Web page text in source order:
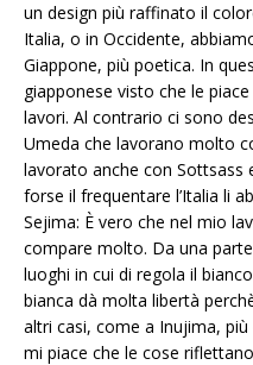
un design più raffinato il
Italia, o in Occidente,
Giappone, più poetica. In
giapponese visto che le
lavori. Al contrario ci sono
Umeda che lavorano molto
lavorato anche con Sottsass
forse il frequentare l’Italia li
Sejima: È vero che nel mio
compare molto. Da una
luoghi in cui di regola il
bianca dà molta libertà
altri casi, come a Inujima,
mi piace che le cose